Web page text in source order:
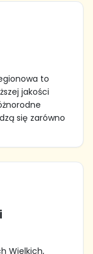
to
jakości
się zarówno
Wielkich,